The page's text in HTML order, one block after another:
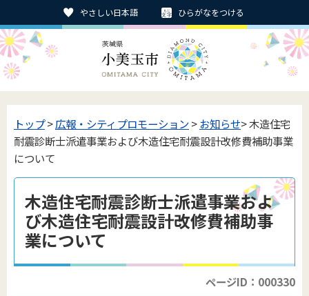
やさしい日本語 ひらがなをつける
トップ>広報・シティプロモーション>お知らせ> 木造住宅
耐震診断士派遣事業および木造住宅耐震設計改修費補助事業
について
木造住宅耐震診断士派遣事業およ
び木造住宅耐震設計改修費補助事
業について
ページID：000330